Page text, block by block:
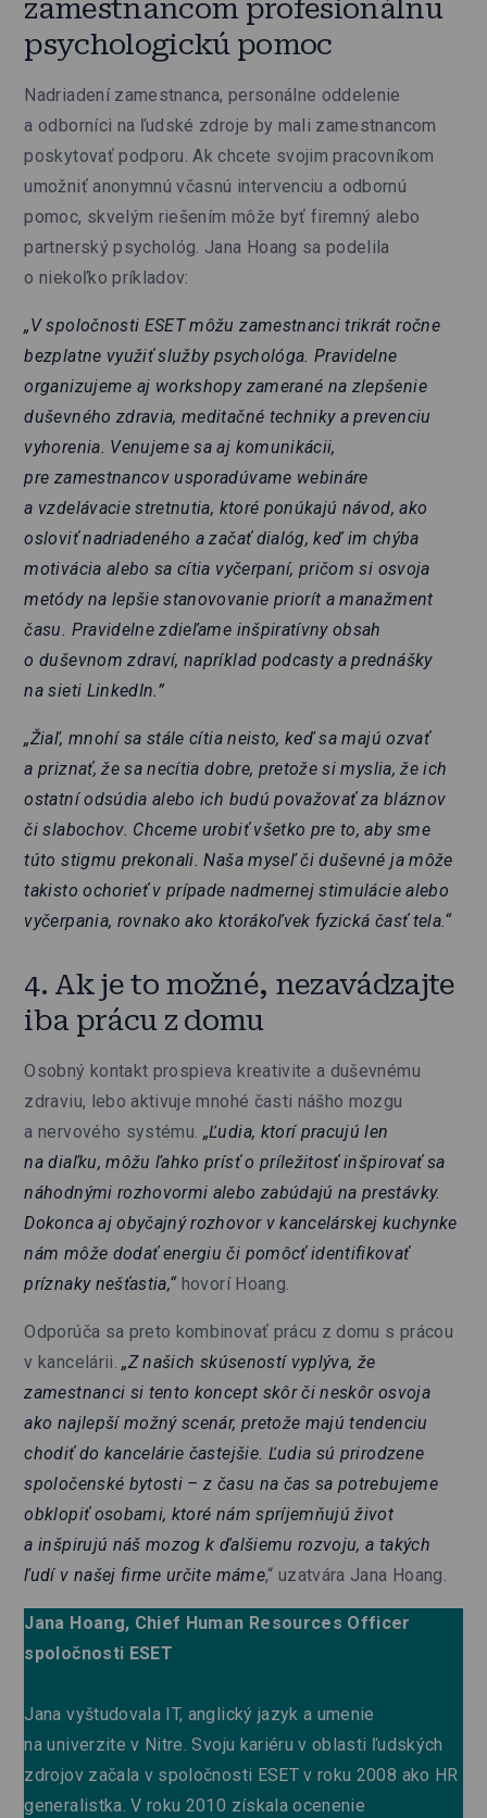
zamestnancom profesionálnu
psychologickú pomoc
Nadriadení zamestnanca, personálne oddelenie
a odborníci na ľudské zdroje by mali zamestnancom
poskytovať podporu. Ak chcete svojim pracovníkom
umožniť anonymnú včasnú intervenciu a odbornú
pomoc, skvelým riešením môže byť firemný alebo
partnerský psychológ. Jana Hoang sa podelila
o niekoľko príkladov:
„V spoločnosti ESET môžu zamestnanci trikrát ročne
bezplatne využiť služby psychológa. Pravidelne
organizujeme aj workshopy zamerané na zlepšenie
duševného zdravia, meditačné techniky a prevenciu
vyhorenia. Venujeme sa aj komunikácii,
pre zamestnancov usporadúvame webináre
a vzdelávacie stretnutia, ktoré ponúkajú návod, ako
osloviť nadriadeného a začať dialóg, keď im chýba
motivácia alebo sa cítia vyčerpaní, pričom si osvoja
metódy na lepšie stanovovanie priorít a manažment
času. Pravidelne zdieľame inšpiratívny obsah
o duševnom zdraví, napríklad podcasty a prednášky
na sieti LinkedIn.”
„Žiaľ, mnohí sa stále cítia neisto, keď sa majú ozvať
a priznať, že sa necítia dobre, pretože si myslia, že ich
ostatní odsúdia alebo ich budú považovať za bláznov
či slabochov. Chceme urobiť všetko pre to, aby sme
túto stigmu prekonali. Naša myseľ či duševné ja môže
takisto ochorieť v prípade nadmernej stimulácie alebo
vyčerpania, rovnako ako ktorákoľvek fyzická časť tela.“
4. Ak je to možné, nezavádzajte
iba prácu z domu
Osobný kontakt prospieva kreativite a duševnému
zdraviu, lebo aktivuje mnohé časti nášho mozgu
a nervového systému. „Ľudia, ktorí pracujú len
na diaľku, môžu ľahko prísť o príležitosť inšpirovať sa
náhodnými rozhovormi alebo zabúdajú na prestávky.
Dokonca aj obyčajný rozhovor v kancelárskej kuchynke
nám môže dodať energiu či pomôcť identifikovať
príznaky nešťastia,“ hovorí Hoang.
Odporúča sa preto kombinovať prácu z domu s prácou
v kancelárii.„Z našich skúseností vyplýva, že
zamestnanci si tento koncept skôr či neskôr osvoja
ako najlepší možný scenár, pretože majú tendenciu
chodiť do kancelárie častejšie. Ľudia sú prirodzene
spoločenské bytosti – z času na čas sa potrebujeme
obklopiť osobami, ktoré nám spríjemňujú život
a inšpirujú náš mozog k ďalšiemu rozvoju, a takých
ľudí v našej firme určite máme,“ uzatvára Jana Hoang.
Jana Hoang, Chief Human Resources Officer
spoločnosti ESET
Jana vyštudovala IT, anglický jazyk a umenie
na univerzite v Nitre. Svoju kariéru v oblasti ľudských
zdrojov začala v spoločnosti ESET v roku 2008 ako HR
generalistka. V roku 2010 získala ocenenie